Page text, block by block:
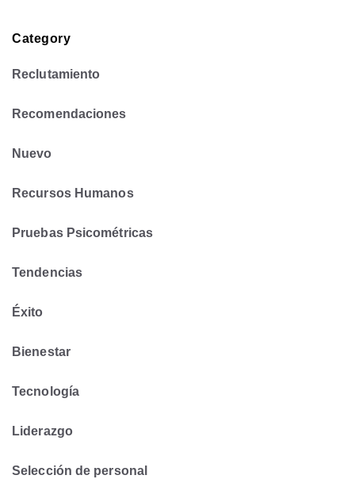
Category
Reclutamiento
Recomendaciones
Nuevo
Recursos Humanos
Pruebas Psicométricas
Tendencias
Éxito
Bienestar
Tecnología
Liderazgo
Selección de personal